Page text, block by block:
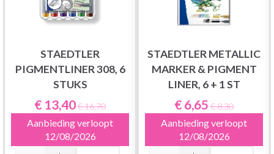
STAEDTLER
PIGMENTLINER 308, 6
STUKS
€ 13,40€ 16,70
Aanbieding verloopt
12/08/2026
STAEDTLER METALLIC
MARKER & PIGMENT
LINER, 6 + 1 ST
€ 6,65 € 8,30
Aanbieding verloopt
12/08/2026